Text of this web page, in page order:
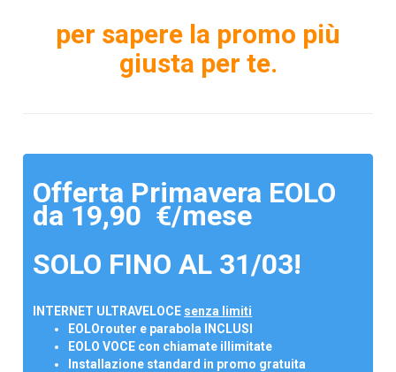
per sapere la promo più
giusta per te.
Offerta Primavera EOLO
da 19,90 €/mese
SOLO FINO AL 31/03!
INTERNET ULTRAVELOCE senza limiti
EOLOrouter e parabola INCLUSI
EOLO VOCE con chiamate illimitate
Installazione standard in promo gratuita